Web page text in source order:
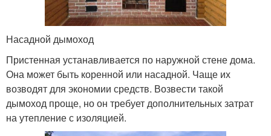
Насадной дымоход
Пристенная устанавливается по наружной стене дома.
Она может быть коренной или насадной. Чаще их
возводят для экономии средств. Возвести такой
дымоход проще, но он требует дополнительных затрат
на утепление с изоляцией.